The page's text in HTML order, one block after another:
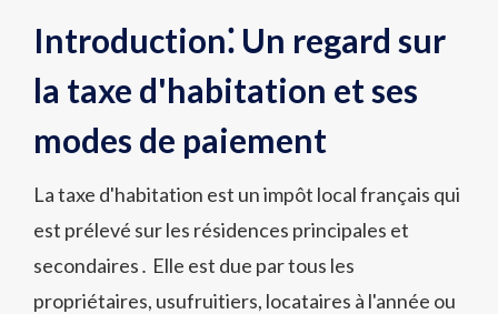
Introduction⁚ Un regard sur
la taxe d'habitation et ses
modes de paiement
La taxe d'habitation est un impôt local français qui
est prélevé sur les résidences principales et
secondaires․ Elle est due par tous les
propriétaires, usufruitiers, locataires à l'année ou